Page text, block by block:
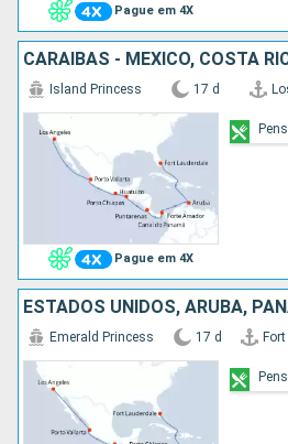
Pague em 4X
Pague em 4X
Island Princess 17 d
Emerald Princess 17 d